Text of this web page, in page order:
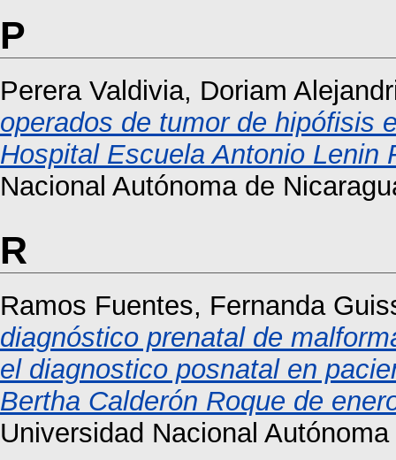
P
Perera Valdivia, Doriam
operados de tumor de hipófisis
Hospital Escuela Antonio Lenin
Nacional Autónoma de
R
Ramos Fuentes, Fernanda
diagnóstico prenatal de
el diagnostico posnatal en
Bertha Calderón Roque de
Universidad Nacional